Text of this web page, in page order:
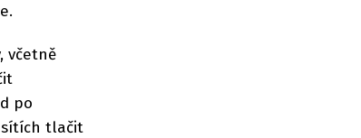
včetně
po
tlačit